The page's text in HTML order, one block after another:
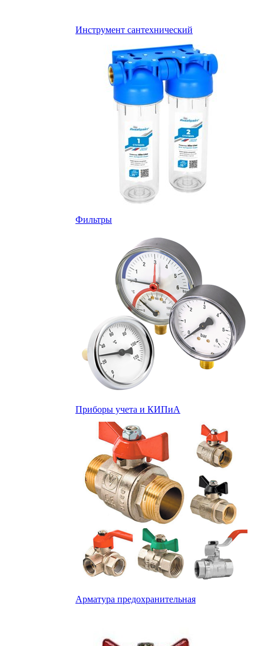
Инструмент сантехнический
Фильтры
Приборы учета и КИПиА
Арматура предохранительная